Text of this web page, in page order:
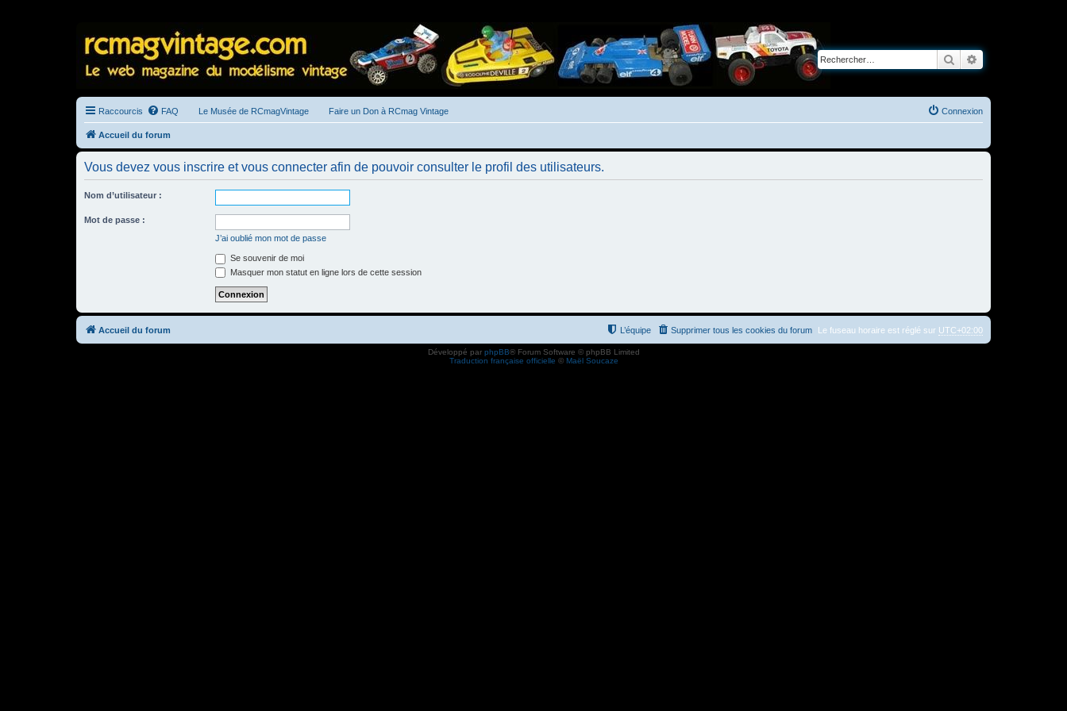
Rechercher
Raccourcis FAQ Le Musée de RCmagVintage Faire un Don à RCmag Vintage Connexion
Accueil du forum
Vous devez vous inscrire et vous connecter afin de pouvoir consulter le profil des utilisateurs.
Nom d’utilisateur :
Mot de passe :
J’ai oublié mon mot de passe
Se souvenir de moi
Masquer mon statut en ligne lors de cette session
Accueil du forum Le fuseau horaire est réglé sur UTC+02:00
Supprimer tous les cookies du forum
L’équipe
Développé par phpBB® Forum Software © phpBB Limited
Traduction française officielle © Maël Soucaze